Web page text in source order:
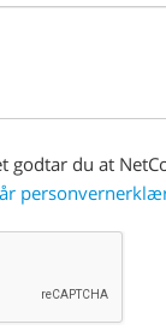
godtar du at